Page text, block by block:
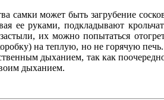
самки может быть загрубение
ее руками, подкладывают
застыли, их можно попытаться
на теплую, но не горячую
дыханием, так как
дыханием.